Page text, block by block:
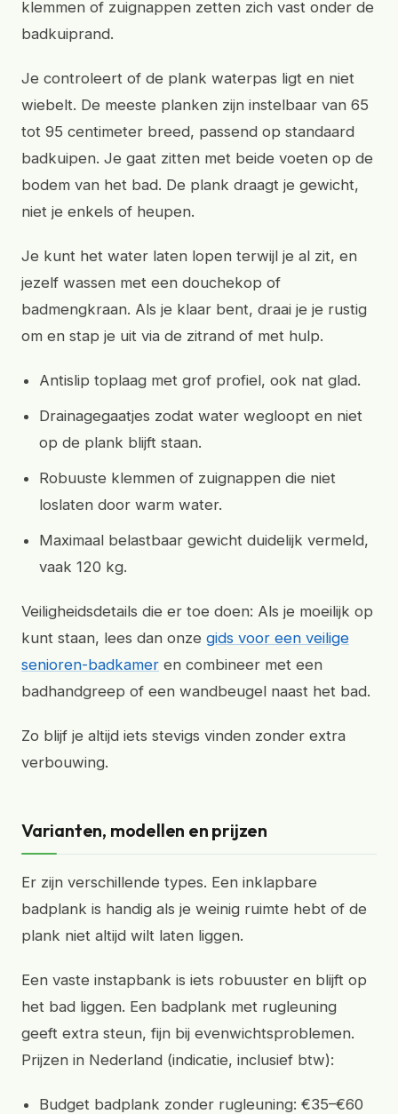
klemmen of zuignappen zetten zich vast onder de
badkuiprand.
Je controleert of de plank waterpas ligt en niet
wiebelt. De meeste planken zijn instelbaar van 65
tot 95 centimeter breed, passend op standaard
badkuipen. Je gaat zitten met beide voeten op de
bodem van het bad. De plank draagt je gewicht,
niet je enkels of heupen.
Je kunt het water laten lopen terwijl je al zit, en
jezelf wassen met een douchekop of
badmengkraan. Als je klaar bent, draai je je rustig
om en stap je uit via de zitrand of met hulp.
Antislip toplaag met grof profiel, ook nat glad.
Drainagegaatjes zodat water wegloopt en niet
op de plank blijft staan.
Robuuste klemmen of zuignappen die niet
loslaten door warm water.
Maximaal belastbaar gewicht duidelijk vermeld,
vaak 120 kg.
Veiligheidsdetails die er toe doen: Als je moeilijk op
kunt staan, lees dan onze gids voor een veilige
senioren-badkamer en combineer met een
badhandgreep of een wandbeugel naast het bad.
Zo blijf je altijd iets stevigs vinden zonder extra
verbouwing.
Varianten, modellen en prijzen
Er zijn verschillende types. Een inklapbare
badplank is handig als je weinig ruimte hebt of de
plank niet altijd wilt laten liggen.
Een vaste instapbank is iets robuuster en blijft op
het bad liggen. Een badplank met rugleuning
geeft extra steun, fijn bij evenwichtsproblemen.
Prijzen in Nederland (indicatie, inclusief btw):
Budget badplank zonder rugleuning: €35–€60